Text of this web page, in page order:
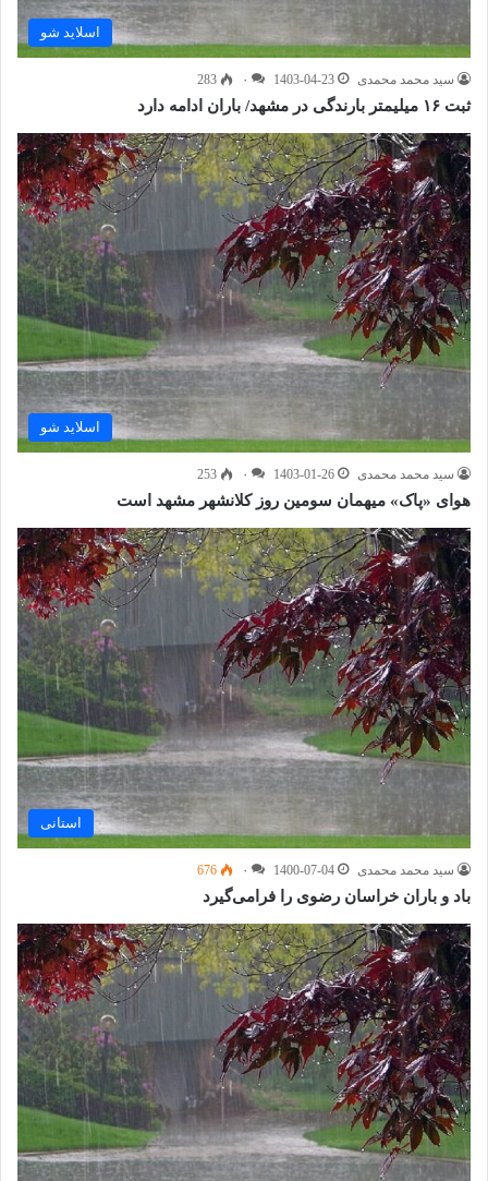
اسلاید شو
سید محمد محمدی 1403-04-23 ۰ 283
ثبت ۱۶ میلیمتر بارندگی در مشهد/ باران ادامه دارد
اسلاید شو
سید محمد محمدی 1403-01-26 ۰ 253
هوای «پاک» میهمان سومین روز کلانشهر مشهد است
استانی
سید محمد محمدی 1400-07-04 ۰ 676
باد و باران خراسان رضوی را فرامی‌گیرد